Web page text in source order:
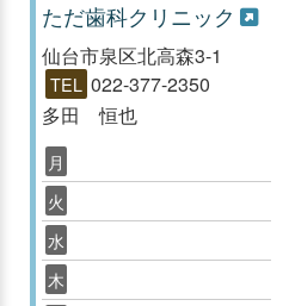
ただ歯科クリニック
仙台市泉区北高森3-1
TEL 022-377-2350
多田 恒也
月
火
水
木